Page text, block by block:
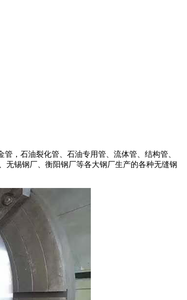
，石油裂化管、石油专用管、流体管、结构管、
无锡钢厂、衡阳钢厂等各大钢厂生产的各种无缝钢